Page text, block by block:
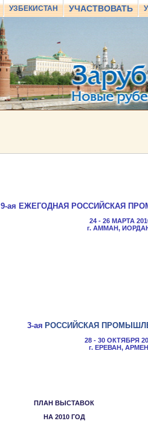
УЗБЕКИСТАН УЧАСТВОВАТЬ
9-ая ЕЖЕГОДНАЯ РОССИЙСКАЯ
24 - 26 МАРТА
г. АММАН,
3-ая РОССИЙСКАЯ
28 - 30 ОКТЯБРЯ
г. ЕРЕВАН,
ПЛАН ВЫСТАВОК
НА 2010 ГОД